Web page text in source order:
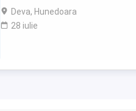
camionete - Manipularea si
Deva, Hunedoara
28 iulie